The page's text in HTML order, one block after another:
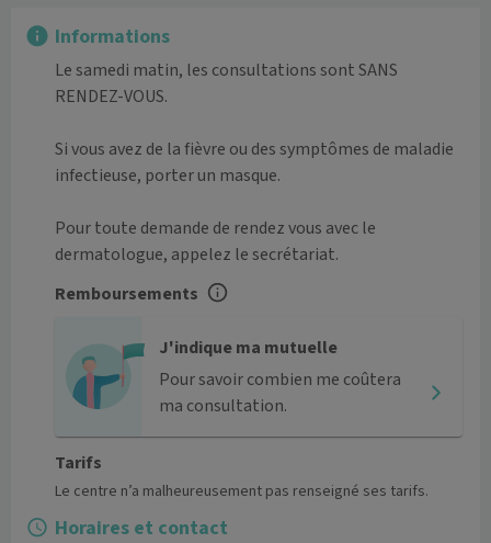
Informations
Le samedi matin, les consultations sont SANS
RENDEZ-VOUS.
Si vous avez de la fièvre ou des symptômes de maladie
infectieuse, porter un masque.
Pour toute demande de rendez vous avec le
dermatologue, appelez le secrétariat.
Remboursements
J'indique ma mutuelle
Pour savoir combien me coûtera
ma consultation.
Tarifs
Le centre n’a malheureusement pas renseigné ses tarifs.
Horaires et contact